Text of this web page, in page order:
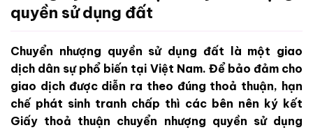
quyền sử dụng đất
Chuyển nhượng quyền sử dụng đất là một giao
dịch dân sự phổ biến tại Việt Nam. Để bảo đảm cho
giao dịch được diễn ra theo đúng thoả thuận, hạn
chế phát sinh tranh chấp thì các bên nên ký kết
Giấy thoả thuận chuyển nhượng quyền sử dụng